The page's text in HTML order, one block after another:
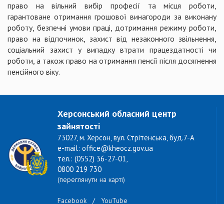
право на вільний вибір професії та місця роботи,
гарантоване отримання грошової винагороди за виконану
роботу, безпечні умови праці, дотримання режиму роботи,
право на відпочинок, захист від незаконного звільнення,
соціальний захист у випадку втрати працездатності чи
роботи, а також право на отримання пенсії після досягнення
пенсійного віку.
Херсонський обласний центр
зайнятості
73027, м. Херсон, вул. Стрітенська, буд.7-А
e-mail: office@kheocz.gov.ua
тел.: (0552) 36-27-01,
0800 219 730
(переглянути на карті)
Facebook / YouTube